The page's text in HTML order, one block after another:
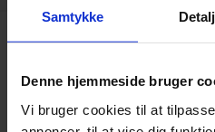
Samtykke
Denne hjemmeside bruger
Vi bruger cookies til at
FØLG OS PÅ